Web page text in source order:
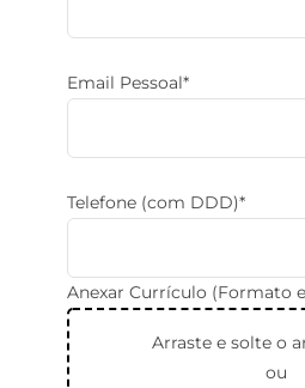
Email Pessoal*
Telefone (com DDD)*
Anexar Currículo (Formato
Arraste e solte o
ou